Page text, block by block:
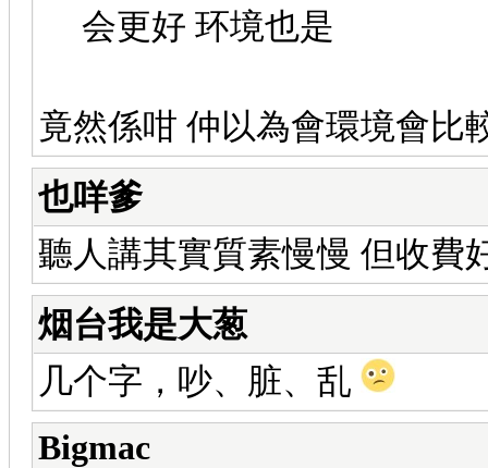
会更好 环境也是
竟然係咁 仲以為會環境會比
也咩爹
聽人講其實質素慢慢 但收費
烟台我是大葱
几个字，吵、脏、乱
Bigmac